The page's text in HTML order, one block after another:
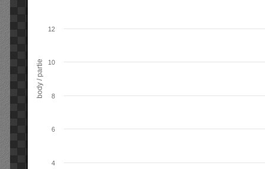
body / partie
4
6
8
10
12